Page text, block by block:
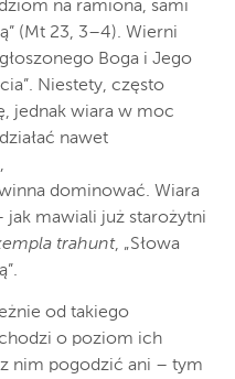
na ramiona, sami
(Mt 23, 3–4). Wierni
Boga i Jego
Niestety, często
jednak wiara w moc
nawet
dominować. Wiara
jak mawiali już starożytni
trahunt, „Słowa
od takiego
o poziom ich
nim pogodzić ani – tym